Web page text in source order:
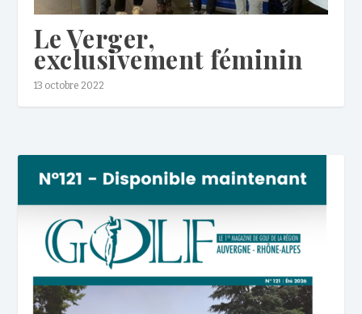
Le Verger,
exclusivement féminin
13 octobre 2022